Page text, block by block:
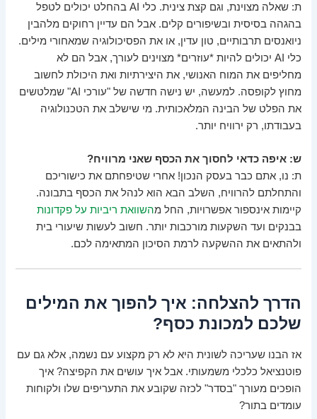
ת: שאלה מצוינת, וגם קצת צינית. כלי AI בהחלט יכולים לטפל
בהגהה בסיסית ובשיפורים קלים. אבל הם עדיין רחוקים מלהבין
ניואנסים תרבותיים, טון עדין, או את הפסיכולוגיה שמאחורי מילים.
כלי AI יכולים להיות *עוזרים* מצוינים לעורך, אבל הם לא
מחליפים את המוח האנושי, את היצירתיות ואת היכולת לחשוב
מחוץ לקופסה. למעשה, יש נישה חדשה של "עורכי AI" שמלטשים
את הפלט של הבינה המלאכותית. מי שישלב את הטכנולוגיה
בעבודתו, רק ירוויח יותר.
ש: איפה כדאי לחסוך את הכסף שאני מרוויח?
ת: נו, אתם כבר בעסק הנכון! אחרי שטיפחתם את כישוריכם
והתחלתם להרוויח, השלב הבא הוא לנהל את הכסף בתבונה.
קיימות אינספור אפשרויות, החל מהשוואת ריביות על פקדונות
בבנקים ועד השקעות מורכבות יותר. חשוב לעשות שיעורי בית
ולהתאים את ההשקעה לרמת הסיכון המתאימה לכם.
הדרך להצלחה: איך להפוך את המילים
שלכם למכונת כסף?
אז הבנו שעריכה לשונית היא לא רק מקצוע עם נשמה, אלא גם עם
פוטנציאל כלכלי משמעותי. אבל איך עושים את הקפיצה? איך
הופכים מעורך "בסדר" לכזה שקובע את התעריפים שלו ולקוחות
עומדים בתור?